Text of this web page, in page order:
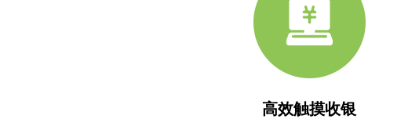
高效触摸收银